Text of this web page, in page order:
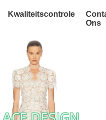
Kwaliteitscontrole
Ons